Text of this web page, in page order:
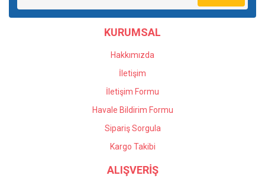
KURUMSAL
Hakkımızda
İletişim
İletişim Formu
Havale Bildirim Formu
Sipariş Sorgula
Kargo Takibi
ALIŞVERİŞ